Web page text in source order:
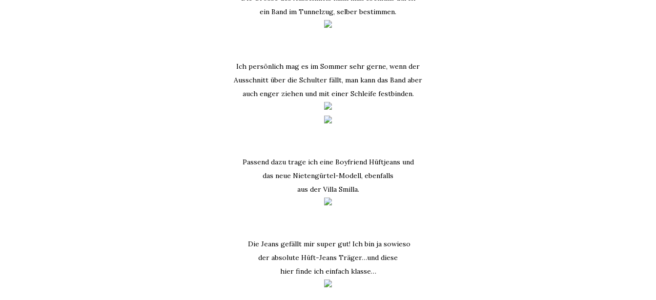
ein Band im Tunnelzug, selber bestimmen.
Ich persönlich mag es im Sommer sehr gerne, wenn der
Ausschnitt über die Schulter fällt, man kann das Band aber
auch enger ziehen und mit einer Schleife festbinden.
Passend dazu trage ich eine Boyfriend Hüftjeans und
das neue Nietengürtel-Modell, ebenfalls
aus der Villa Smilla.
Die Jeans gefällt mir super gut! Ich bin ja sowieso
der absolute Hüft-Jeans Träger…und diese
hier finde ich einfach klasse…